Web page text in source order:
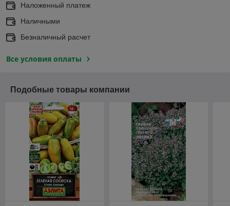
Наложенный платеж
Наличными
Безналичный расчет
Все условия оплаты
Подобные товары компании